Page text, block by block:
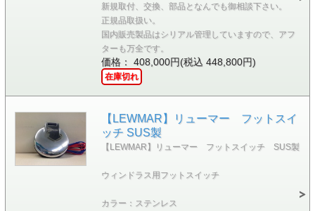
新規取付、交換、部品となんでも御相談下さい。
正規品取扱い。
国内販売製品はシリアル管理していますので、アフ
ターも万全です。
価格： 408,000円(税込 448,800円)
在庫切れ
【LEWMAR】リューマー フットスイ
ッチ SUS製
【LEWMAR】リューマー フットスイッチ SUS製
ウィンドラス用フットスイッチ
カラー：ステンレス